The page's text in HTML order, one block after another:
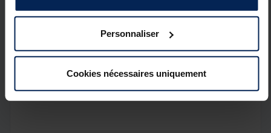
Personnaliser
Cookies nécessaires uniquement
Dimensions totales : 45cm × 35cm x 25cm
31cm × 25cm / 34 litres